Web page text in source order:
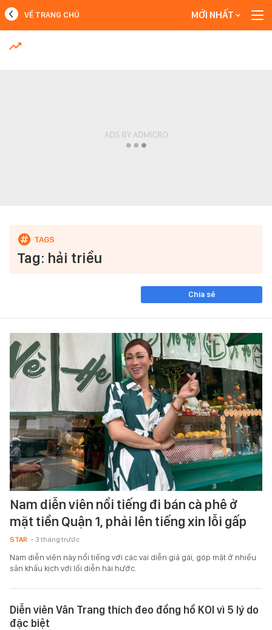
MỚI NHẤT
VỀ TRANG CHỦ MỚI NHẤT
Tag: hải triều
Chia sẻ
Nam diễn viên nổi tiếng đi bán cà phê ở
mặt tiền Quận 1, phải lên tiếng xin lỗi gấp
STAR - 3 tháng trước
Nam diễn viên này nổi tiếng với các vai diễn giả gái, góp mặt ở nhiều
sân khấu kịch với lối diễn hài hước.
Diễn viên Vân Trang thích đeo đồng hồ KOI vì 5 lý do
đặc biệt